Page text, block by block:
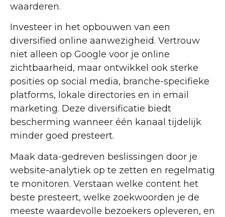
waarderen.
Investeer in het opbouwen van een
diversified online aanwezigheid. Vertrouw
niet alleen op Google voor je online
zichtbaarheid, maar ontwikkel ook sterke
posities op social media, branche-specifieke
platforms, lokale directories en in email
marketing. Deze diversificatie biedt
bescherming wanneer één kanaal tijdelijk
minder goed presteert.
Maak data-gedreven beslissingen door je
website-analytiek op te zetten en regelmatig
te monitoren. Verstaan welke content het
beste presteert, welke zoekwoorden je de
meeste waardevolle bezoekers opleveren, en